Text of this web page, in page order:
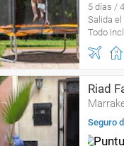
5 días /
Salida
Todo
Riad
Seguro